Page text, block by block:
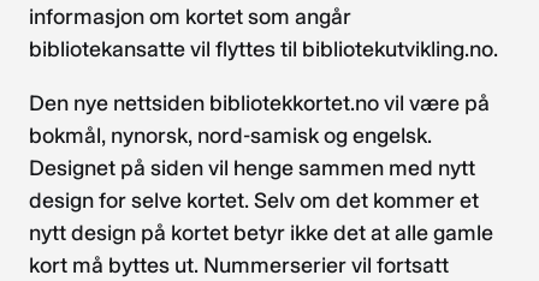
informasjon om kortet som angår
bibliotekansatte vil flyttes til bibliotekutvikling.no.
Den nye nettsiden bibliotekkortet.no vil være på
bokmål, nynorsk, nord-samisk og engelsk.
Designet på siden vil henge sammen med nytt
design for selve kortet. Selv om det kommer et
nytt design på kortet betyr ikke det at alle gamle
kort må byttes ut. Nummerserier vil fortsatt